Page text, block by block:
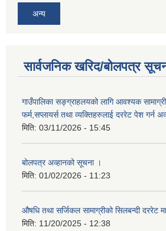
अन्य
सार्वजनिक खरिद/बोलपत्र
गाउँपालिका सङ्ग्राहलयको लागि आवश्यक
फर्म,सप्लायर्स तथा व्यक्तिहरुलाई दररेट पेश गर्न
मिति: 03/11/2026 - 15:45
बोलपत्र अव्हानको सूचना ।
मिति: 01/02/2026 - 11:23
औषधि तथा सर्जिकल सामाग्रीको सिलबन्दी दररेट
मिति: 11/20/2025 - 12:38